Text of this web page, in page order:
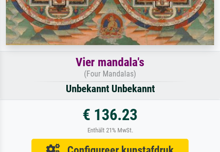
Vier mandala's
(Four Mandalas)
Unbekannt Unbekannt
€ 136.23
Enthält 21% MwSt.